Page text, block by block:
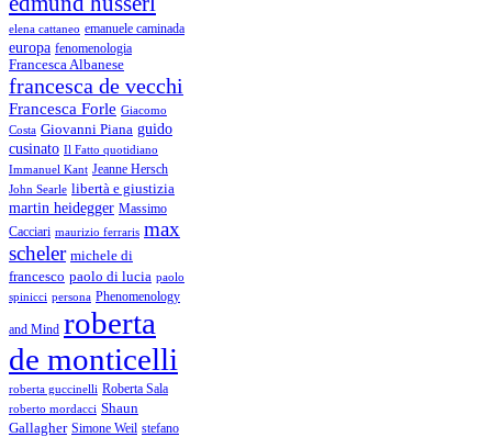
elena cattaneo emanuele caminada
europa fenomenologia
Francesca Albanese
francesca de vecchi
Francesca Forle Giacomo
Costa Giovanni Piana guido
cusinato Il Fatto quotidiano
Immanuel Kant Jeanne Hersch
John Searle libertà e giustizia
martin heidegger Massimo
Cacciari maurizio ferraris max
scheler michele di
francesco paolo di lucia paolo
spinicci persona Phenomenology
and Mind roberta
de monticelli
roberta guccinelli Roberta Sala
roberto mordacci Shaun
Gallagher Simone Weil stefano